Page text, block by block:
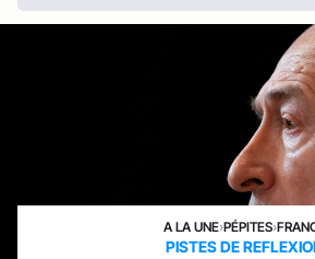
A LA UNE›PÉPITES›
PISTES DE